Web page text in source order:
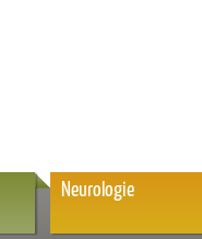
Neurologie